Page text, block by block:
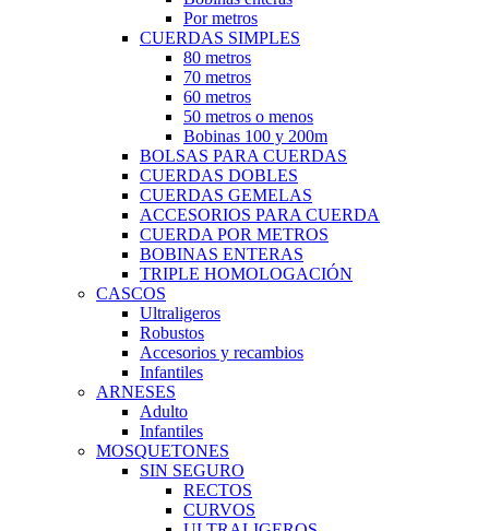
Por metros
CUERDAS SIMPLES
80 metros
70 metros
60 metros
50 metros o menos
Bobinas 100 y 200m
BOLSAS PARA CUERDAS
CUERDAS DOBLES
CUERDAS GEMELAS
ACCESORIOS PARA CUERDA
CUERDA POR METROS
BOBINAS ENTERAS
TRIPLE HOMOLOGACIÓN
CASCOS
Ultraligeros
Robustos
Accesorios y recambios
Infantiles
ARNESES
Adulto
Infantiles
MOSQUETONES
SIN SEGURO
RECTOS
CURVOS